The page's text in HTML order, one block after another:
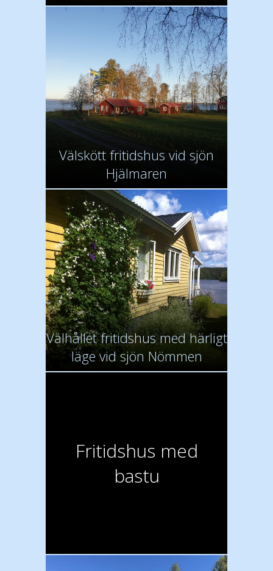
Välskött fritidshus vid sjön
Hjälmaren
Välhållet fritidshus med härligt
läge vid sjön Nömmen
Fritidshus med
bastu